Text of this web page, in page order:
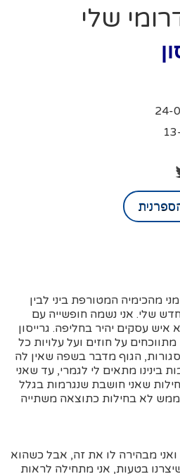
שלי
מהכימיה המטורפת ביני לבין
שלי. אני נשמה חופשייה עם
איש עסקים יהיר בחליפה. גרייסון
מתווכחים על חוזים ועל עלויות כל
הגוף מדבר בשפה שאין לה
בינינו מתאים לי לגמרי, עד שאני
שאני חושבת שנגרמות בגלל
ממש לא בחילות כתוצאה משתייה
ואני מבהירה לו את זה, אבל כשהוא
בטעות, אני מתחילה לראות